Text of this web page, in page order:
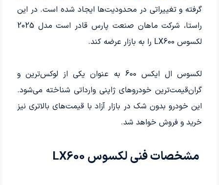
گرفته و تغییراتی در محدودیت‌ها ایجاد شده است. در این
راستا، شرکت ماهان صنعت پارس قادر است مدل 2025
لکسوس LX600 را به بازار عرضه کند.
لکسوس ال ایکس 600 به عنوان یکی از لوکس‌ترین و
گران‌قیمت‌ترین خودروهای ژاپنی وارداتی شناخته می‌شود.
این خودرو بدون شک در بازار آزاد با قیمت‌های بالاتری نیز
خرید و فروش خواهد شد.
مشخصات فنی لکسوس LX600